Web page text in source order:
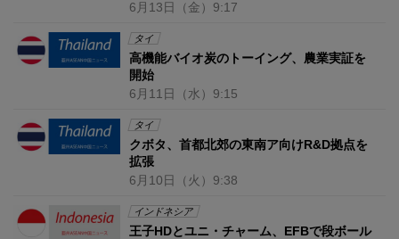
6月13日 （金） 9:17
タイ
高機能バイオ炭のトーイング、農業実証を
開始
6月11日 （水） 9:15
タイ
クボタ、首都北郊の東南ア向けR&D拠点を
拡張
6月10日 （火） 9:38
インドネシア
王子HDとユニ・チャーム、EFBで段ボール